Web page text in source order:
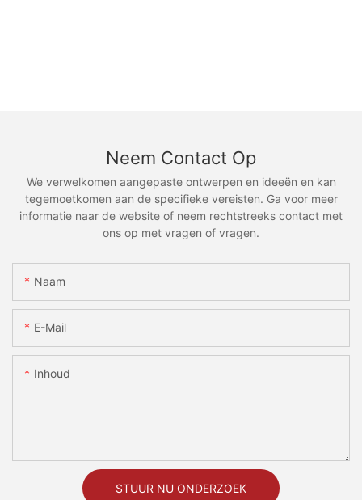
Neem Contact Op
We verwelkomen aangepaste ontwerpen en ideeën en kan
tegemoetkomen aan de specifieke vereisten. Ga voor meer
informatie naar de website of neem rechtstreeks contact met
ons op met vragen of vragen.
Naam
E-Mail
Inhoud
STUUR NU ONDERZOEK